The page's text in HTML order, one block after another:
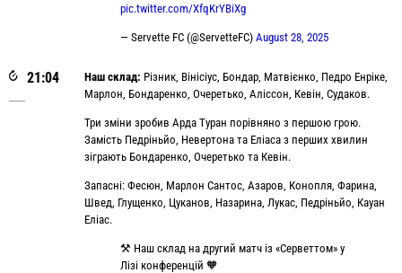
pic.twitter.com/XfqKrYBiXg
— Servette FC (@ServetteFC)August 28, 2025
21:04 Наш склад: Різник, Вінісіус, Бондар, Матвієнко, Педро Енріке,
Марлон, Бондаренко, Очеретько, Аліссон, Кевін, Судаков.
Три зміни зробив Арда Туран порівняно з першою грою.
Замість Педріньйо, Невертона та Еліаса з перших хвилин
зіграють Бондаренко, Очеретько та Кевін.
Запасні: Фесюн, Марлон Сантос, Азаров, Конопля, Фарина,
Швед, Глущенко, Цуканов, Назарина, Лукас, Педріньйо, Кауан
Еліас.
⚒️ Наш склад на другий матч із «Серветтом» у
Лізі конференцій 🧡